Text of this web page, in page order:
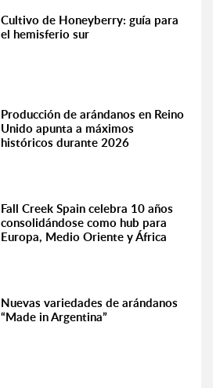
Cultivo de Honeyberry: guía para
el hemisferio sur
Producción de arándanos en Reino
Unido apunta a máximos
históricos durante 2026
Fall Creek Spain celebra 10 años
consolidándose como hub para
Europa, Medio Oriente y África
Nuevas variedades de arándanos
“Made in Argentina”